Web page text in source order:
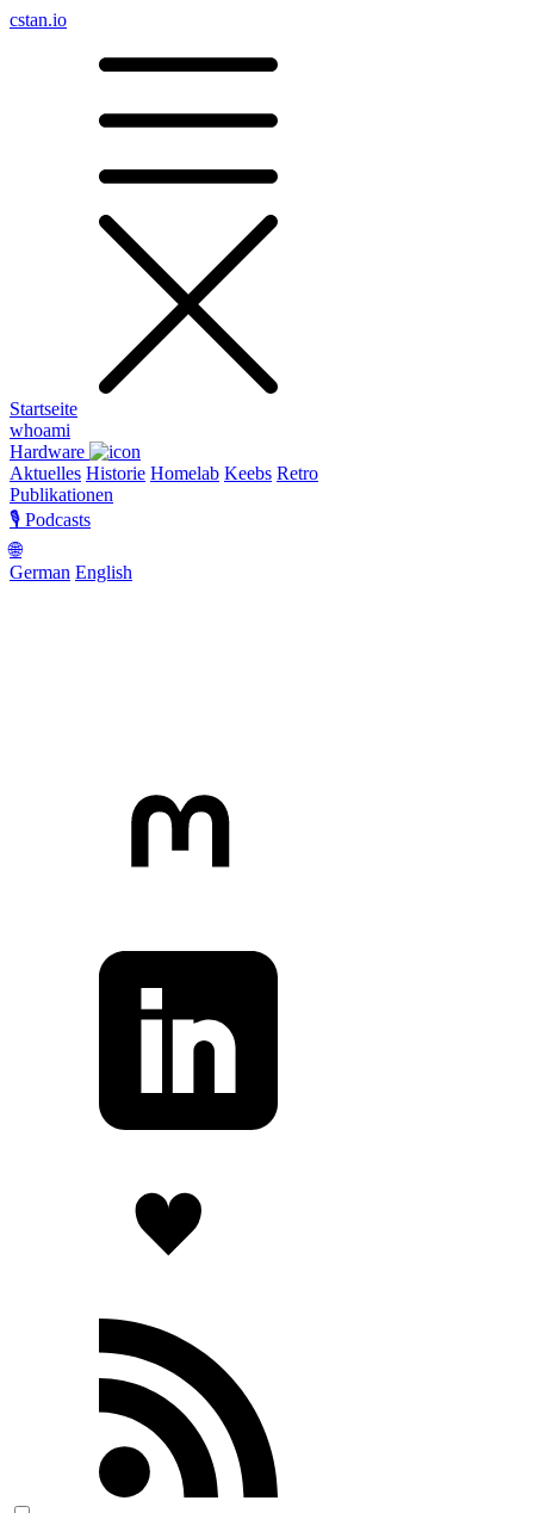
cstan.io
Startseite
whoami
Hardware
Aktuelles Historie Homelab Keebs Retro
Publikationen
🎙️ Podcasts
🌐
German English